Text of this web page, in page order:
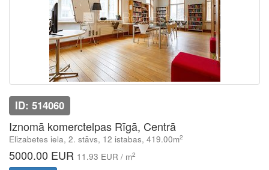
ID: 514060
Iznomā komerctelpas Rīgā, Centrā
Elizabetes iela, 2. stāvs, 12 istabas, 419.00m2
5000.00 EUR 11.93 EUR / m2